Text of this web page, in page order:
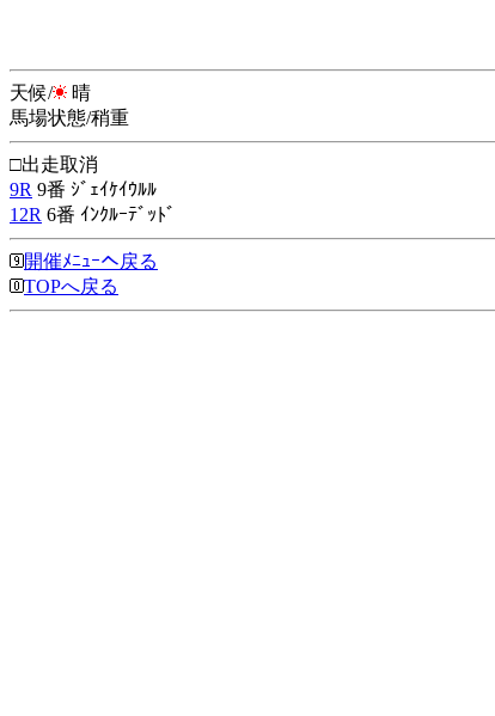
天候/
晴
馬場状態/稍重
□出走取消
9R 9番 ｼﾞｪｲｹｲｳﾙﾙ
12R 6番 ｲﾝｸﾙｰﾃﾞｯﾄﾞ
開催ﾒﾆｭｰへ戻る
TOPへ戻る